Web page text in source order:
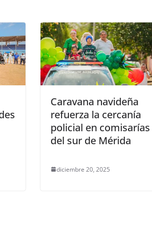
Caravana navideña
refuerza la cercanía
policial en comisarías
del sur de Mérida
diciembre 20, 2025